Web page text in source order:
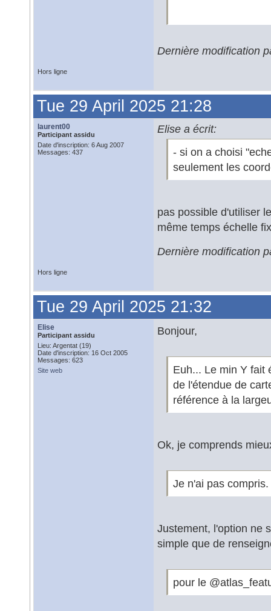
Dernière modification
Hors ligne
Tue 29 April 2025 21:28
laurent00
Participant assidu
Date d'inscription: 6 Aug 2007
Messages: 437
Elise a écrit:
- si on a choisi
seulement les
pas possible d'utiliser
même temps échelle
Dernière modification
Hors ligne
Tue 29 April 2025 21:32
Elise
Participant assidu
Lieu: Argentat (19)
Date d'inscription: 16 Oct 2005
Messages: 623
Site web
Bonjour,
Euh... Le min Y fait
de l'étendue de
référence à la
Ok, je comprends
Je n'ai pas
Justement, l'option ne
simple que de
pour le